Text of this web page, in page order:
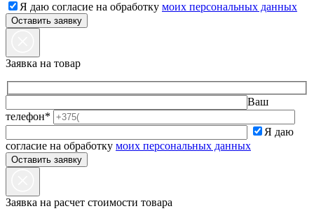
Я даю согласие на обработку моих персональных данных
Заявка на товар
Ваш
телефон*
Я даю
согласие на обработку моих персональных данных
Заявка на расчет стоимости товара